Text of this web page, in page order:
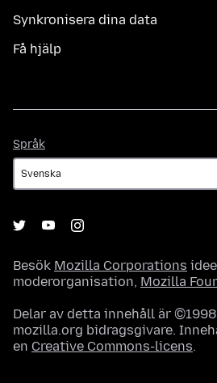
Synkronisera dina data
Få hjälp
Språk
Besök Mozilla Corporations
moderorganisation, Mozilla
Delar av detta innehåll är
mozilla.org bidragsgivare.
en Creative Commons-licens.